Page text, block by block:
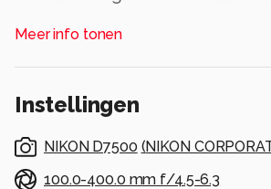
Meer info tonen
Instellingen
NIKON D7500 (NIKON
100.0-400.0 mm f/4.5-6.3